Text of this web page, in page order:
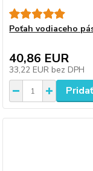
Poťah vodiaceho
40,86 EUR
33,22 EUR bez DPH